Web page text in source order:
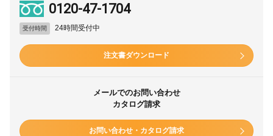
0120-47-1704
受付時間 24時間受付中
注文書ダウンロード
メールでのお問い合わせ
カタログ請求
お問い合わせ・カタログ請求